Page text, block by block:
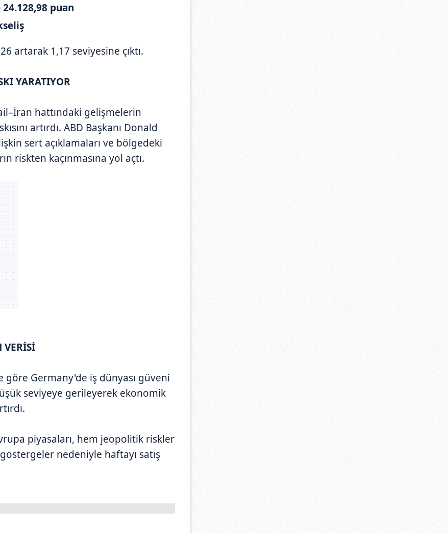
puan
artarak 1,17 seviyesine çıktı.
YARATIYOR
hattındaki gelişmelerin
artırdı. ABD Başkanı Donald
sert açıklamaları ve bölgedeki
riskten kaçınmasına yol açtı.
VERİSİ
göre Germany'de iş dünyası güveni
seviyeye gerileyerek ekonomik
piyasaları, hem jeopolitik riskler
nedeniyle haftayı satış